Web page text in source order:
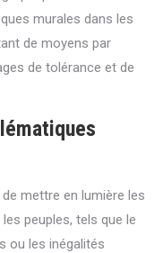
murales dans les
de moyens par
de tolérance et de
mettre en lumière les
peuples, tels que le
ou les inégalités